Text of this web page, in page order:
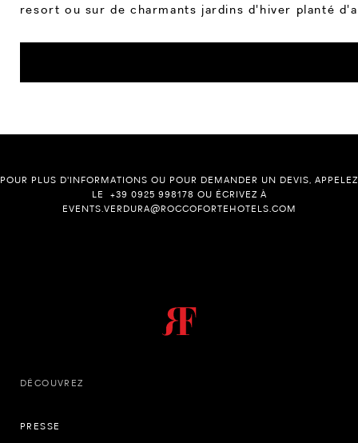
resort ou sur de charmants jardins d'hiver planté
POUR PLUS D'INFORMATIONS OU POUR DEMANDER UN DEVIS, APPELEZ
LE +39 0925 998178 OU ÉCRIVEZ À
EVENTS.VERDURA@ROCCOFORTEHOTELS.COM
DÉCOUVREZ
PRESSE